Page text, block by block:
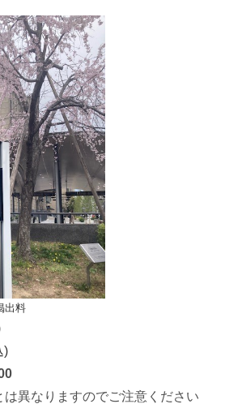
出料
)
異なりますのでご注意ください